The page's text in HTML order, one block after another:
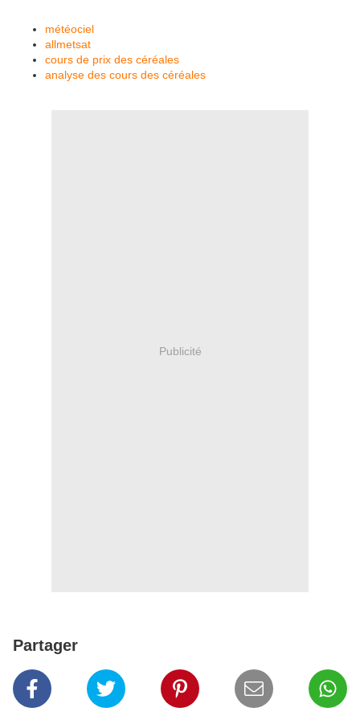
météociel
allmetsat
cours de prix des céréales
analyse des cours des céréales
Publicité
Partager